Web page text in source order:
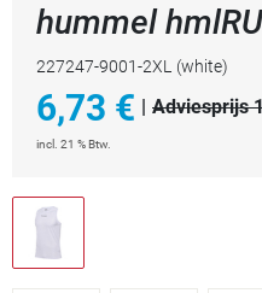
hummel
227247-9001-2XL (white)
6,73 € Adviesprijs
incl. 21 % Btw.